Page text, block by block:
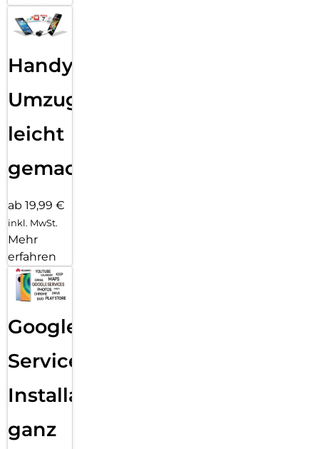
kein schiefes Aufliegen des Screen Protectors auf dem
Display, keine verdeckten Öffnungen für Lautsprecher oder
Handy
Umzug
leicht
gemacht!
ab 19,99 €
inkl. MwSt.
Mehr
erfahren
Google
Services
Installation
ganz